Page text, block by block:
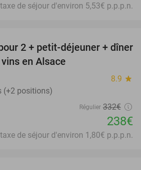
de séjour d'environ 5,53€ p.p.p.n.
28%
2 + petit-déjeuner + dîner
en Alsace
8.9 star
(+2 positions)
Régulier 332€
238€
de séjour d'environ 1,80€ p.p.p.n.